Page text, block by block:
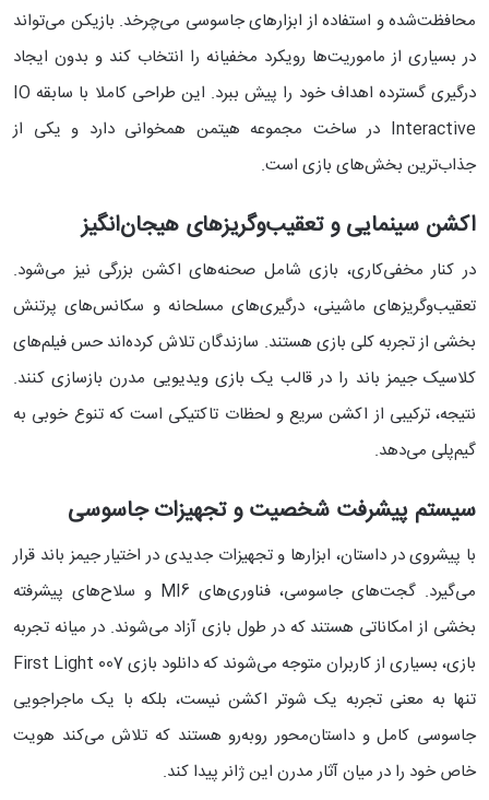
محافظت‌شده و استفاده از ابزارهای جاسوسی می‌چرخد. بازیکن می‌تواند
در بسیاری از ماموریت‌ها رویکرد مخفیانه را انتخاب کند و بدون ایجاد
درگیری گسترده اهداف خود را پیش ببرد. این طراحی کاملا با سابقه IO
Interactive در ساخت مجموعه هیتمن همخوانی دارد و یکی از
جذاب‌ترین بخش‌های بازی است.
اکشن سینمایی و تعقیب‌وگریزهای هیجان‌انگیز
در کنار مخفی‌کاری، بازی شامل صحنه‌های اکشن بزرگی نیز می‌شود.
تعقیب‌وگریزهای ماشینی، درگیری‌های مسلحانه و سکانس‌های پرتنش
بخشی از تجربه کلی بازی هستند. سازندگان تلاش کرده‌اند حس فیلم‌های
کلاسیک جیمز باند را در قالب یک بازی ویدیویی مدرن بازسازی کنند.
نتیجه، ترکیبی از اکشن سریع و لحظات تاکتیکی است که تنوع خوبی به
گیم‌پلی می‌دهد.
سیستم پیشرفت شخصیت و تجهیزات جاسوسی
با پیشروی در داستان، ابزارها و تجهیزات جدیدی در اختیار جیمز باند قرار
می‌گیرد. گجت‌های جاسوسی، فناوری‌های MI6 و سلاح‌های پیشرفته
بخشی از امکاناتی هستند که در طول بازی آزاد می‌شوند. در میانه تجربه
بازی، بسیاری از کاربران متوجه می‌شوند که دانلود بازی 007 First Light
تنها به معنی تجربه یک شوتر اکشن نیست، بلکه با یک ماجراجویی
جاسوسی کامل و داستان‌محور روبه‌رو هستند که تلاش می‌کند هویت
خاص خود را در میان آثار مدرن این ژانر پیدا کند.